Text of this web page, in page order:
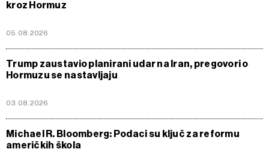
kroz Hormuz
05.08.2026
Trump zaustavio planirani udar na Iran, pregovori o
Hormuzu se nastavljaju
03.08.2026
Michael R. Bloomberg: Podaci su ključ za reformu
američkih škola